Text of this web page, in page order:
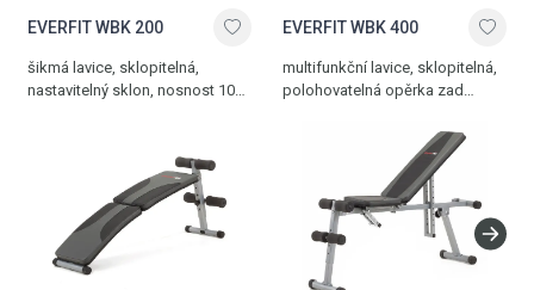
EVERFIT WBK 200
šikmá lavice, sklopitelná,
nastavitelný sklon, nosnost 100
EVERFIT WBK 400
multifunkční lavice, sklopitelná,
polohovatelná opěrka zad